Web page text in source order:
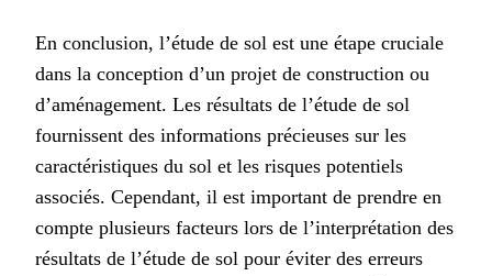
En conclusion, l’étude de sol est une étape cruciale
dans la conception d’un projet de construction ou
d’aménagement. Les résultats de l’étude de sol
fournissent des informations précieuses sur les
caractéristiques du sol et les risques potentiels
associés. Cependant, il est important de prendre en
compte plusieurs facteurs lors de l’interprétation des
résultats de l’étude de sol pour éviter des erreurs